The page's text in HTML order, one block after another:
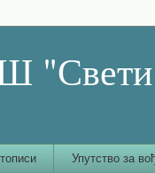
Упутство за